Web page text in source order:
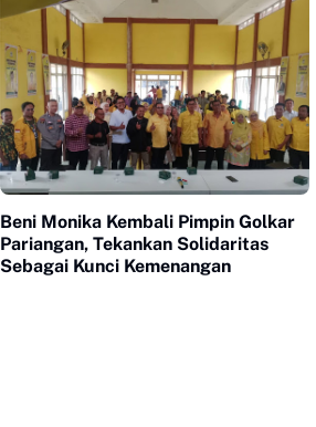
Beni Monika Kembali Pimpin Golkar
Pariangan, Tekankan Solidaritas
Sebagai Kunci Kemenangan